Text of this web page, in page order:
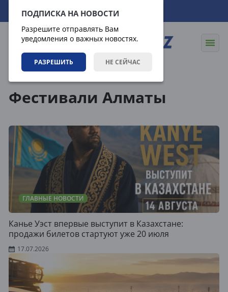
ПОДПИСКА НА НОВОСТИ
Разрешите отправлять Вам
уведомления о важных новостях.
РАЗРЕШИТЬ НЕ СЕЙЧАС
08.08.2026 20:47:02
Фестивали Алматы
ГЛАВНЫЕ НОВОСТИ
Канье Уэст впервые выступит в Казахстане:
продажи билетов стартуют уже 20 июля
17.07.2026